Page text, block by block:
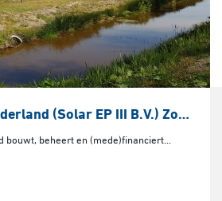
Klimaatfonds Nederland (Solar EP III B.V.) Zonnepark Aadijk
bouwt, beheert en (mede)financiert...